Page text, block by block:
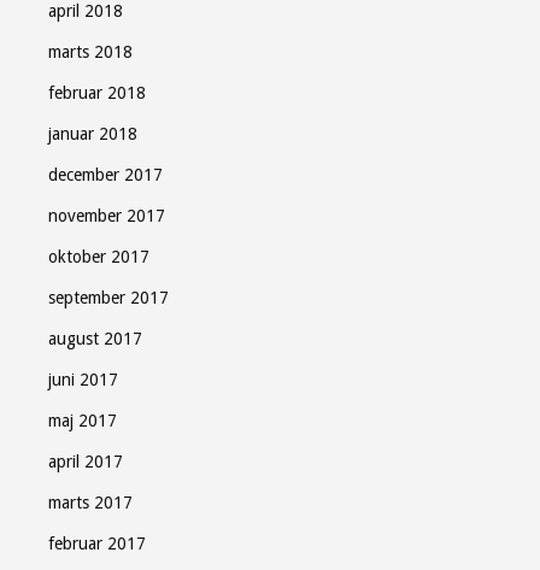
april 2018
marts 2018
februar 2018
januar 2018
december 2017
november 2017
oktober 2017
september 2017
august 2017
juni 2017
maj 2017
april 2017
marts 2017
februar 2017